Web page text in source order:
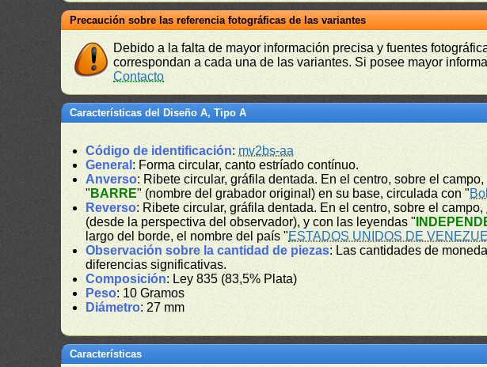
Precaución sobre las referencia fotográficas de las variantes
Debido a la falta de mayor información precisa y fuentes
correspondan a cada una de las variantes. Si posee mayor
Contacto
Características del Diseño A, Tipo A
Código de identificación: mv2bs-aa
General : Forma circular, canto estríado contínuo.
Anverso: Ribete circular, gráfila dentada. En el centro, sobre el
" BARRE" (nombre del grabador original) en su base, circulada con "
Reverso: Ribete circular, gráfila dentada. En el centro, sobre el campo,
(desde la perspectiva del observador), y con las leyendas "
largo del borde, el nombre del país "ESTADOS UNIDOS DE
Observación sobre la cantidad de piezas: Las cantidades de
diferencias significativas.
Composición: Ley 835 (83,5% Plata)
Peso: 10 Gramos
Diámetro: 27 mm
Características